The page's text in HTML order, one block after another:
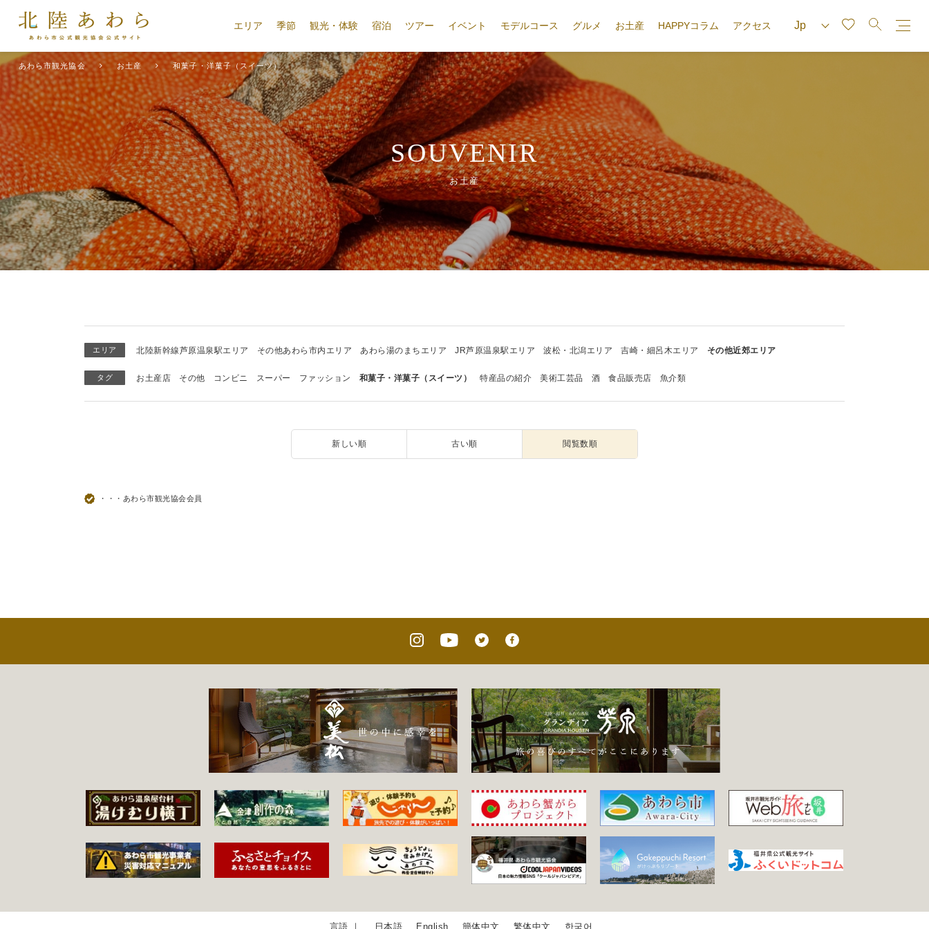
エリア 季節 観光・体験 宿泊 ツアー イベント モデルコース グルメ お土産 HAPPYコラム アクセス
あわら市観光協会 お土産 和菓子・洋菓子（スイーツ）
SOUVENIR
お土産
エリア 北陸新幹線芦原温泉駅エリア その他あわら市内エリア あわら湯のまちエリア JR芦原温泉駅エリア 波松・北潟エリア 吉崎・細呂木エリア その他近郊エリア
タグ お土産店 その他 コンビニ スーパー ファッション 和菓子・洋菓子（スイーツ） 特産品の紹介 美術工芸品 酒 食品販売店 魚介類
新しい順 古い順 閲覧数順
・・・あわら市観光協会会員
日本語 English 簡体中文 繁体中文 한국어